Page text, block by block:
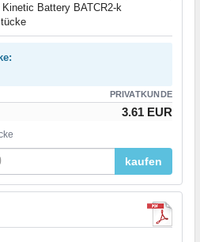
Battery BATCR2-k
PRIVATKUNDE
3.61 EUR
kaufen